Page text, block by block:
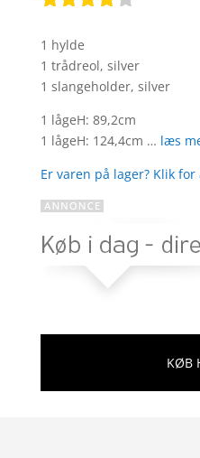
som
ud af 5
baseret
på
kundebed
ømmels
er
1 hylde
1 trådreol, silver
1 slangeholder, silver
1 lågeH: 89,2cm
1 lågeH: 124,4cm … læs
Er varen på lager? Klik
KØB